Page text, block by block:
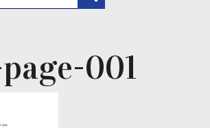
001